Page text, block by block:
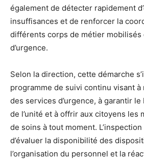
également de détecter rapidement
insuffisances et de renforcer la
différents corps de métier mobilisés
d’urgence.
Selon la direction, cette démarche
programme de suivi continu visant
des services d’urgence, à garantir
de l’unité et à offrir aux citoyens les
de soins à tout moment.
d’évaluer la disponibilité des
l’organisation du personnel et la